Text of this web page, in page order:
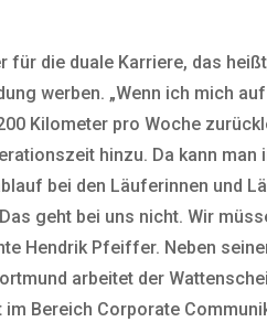
die duale Karriere, das
werben. „Wenn ich mich
Kilometer pro Woche
hinzu. Da kann man
bei den Läuferinnen und
geht bei uns nicht. Wir
Hendrik Pfeiffer. Neben
arbeitet der
Bereich Corporate